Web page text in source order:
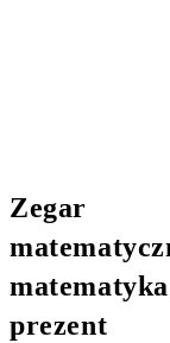
Zegar
matematyka
prezent